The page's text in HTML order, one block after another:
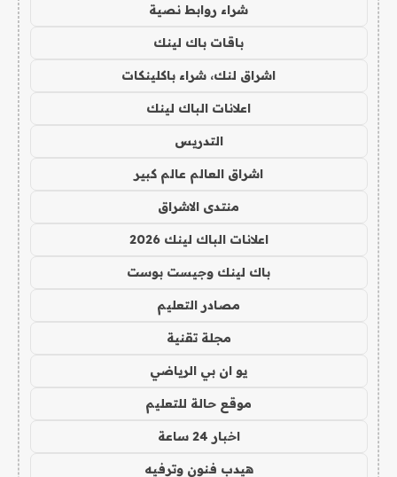
شراء روابط نصية
باقات باك لينك
اشراق لنك، شراء باكلينكات
اعلانات الباك لينك
التدريس
اشراق العالم عالم كبير
منتدى الاشراق
اعلانات الباك لينك 2026
باك لينك وجيست بوست
مصادر التعليم
مجلة تقنية
يو ان بي الرياضي
موقع حالة للتعليم
اخبار 24 ساعة
هيدب فنون وترفيه